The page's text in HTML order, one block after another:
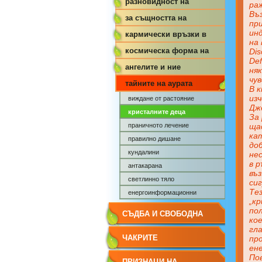
на
В
За
в
кармата
за същността на
кармата
кармически връзки в
живота
космическа форма на
кармата
ангелите и ние
тайните на аурата
виждане от растояние
кристалните деца
праничното лечение
правилно дишане
кундалини
антакарана
светлинно тяло
енергоинформационни
СЪДБА И СВОБОДНА
ВОЛЯ
ЧАКРИТЕ